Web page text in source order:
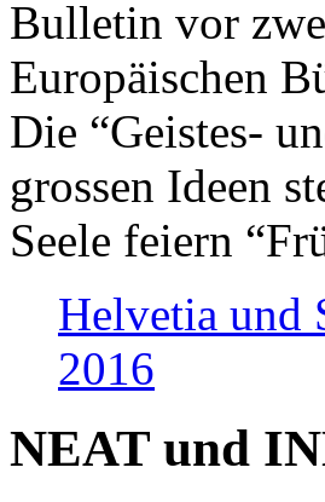
Bulletin vor
Europäischen
Die “Geistes-
grossen Ideen
Seele feiern
Helvetia und
2016
NEAT und